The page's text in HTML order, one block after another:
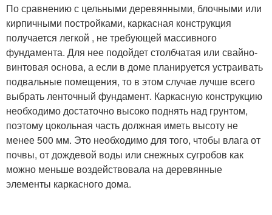
По сравнению с цельными деревянными, блочными или
кирпичными постройками, каркасная конструкция
получается легкой , не требующей массивного
фундамента. Для нее подойдет столбчатая или свайно-
винтовая основа, а если в доме планируется устраивать
подвальные помещения, то в этом случае лучше всего
выбрать ленточный фундамент. Каркасную конструкцию
необходимо достаточно высоко поднять над грунтом,
поэтому цокольная часть должная иметь высоту не
менее 500 мм. Это необходимо для того, чтобы влага от
почвы, от дождевой воды или снежных сугробов как
можно меньше воздействовала на деревянные
элементы каркасного дома.